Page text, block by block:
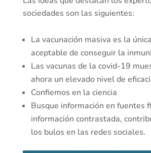
sociedades son las siguientes:
La vacunación masiva es la
aceptable de conseguir la
Las vacunas de la covid-19
ahora un elevado nivel de
Confiemos en la ciencia
Busque información en fuentes
información contrastada,
los bulos en las redes sociales.